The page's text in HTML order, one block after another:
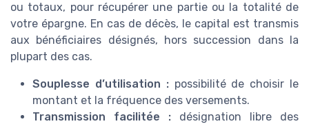
ou totaux, pour récupérer une partie ou la totalité de
votre épargne. En cas de décès, le capital est transmis
aux bénéficiaires désignés, hors succession dans la
plupart des cas.
Souplesse d’utilisation :possibilité de choisir le
montant et la fréquence des versements.
Transmission facilitée : désignation libre des